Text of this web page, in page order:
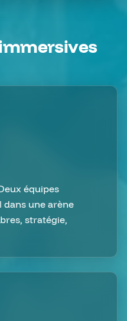
équipes
une arène
stratégie,